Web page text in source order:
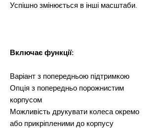
Успішно змінюється в інші масштаби.
Включає функції:
Варіант з попередньою підтримкою
Опція з попередньо порожнистим
корпусом
Можливість друкувати колеса окремо
або прикріпленими до корпусу